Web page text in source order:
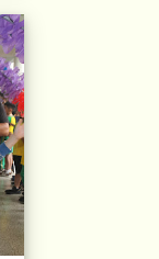
103屆國小畢典